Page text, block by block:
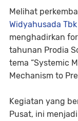
Melihat
Widyahusada Tbk
menghadirkan
tahunan Prodia
tema “Systemic
Mechanism to
Kegiatan yang
Pusat, ini